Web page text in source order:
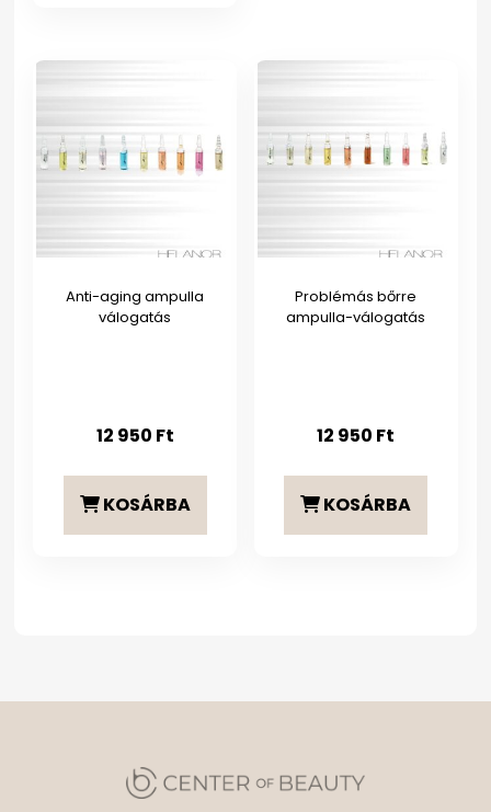
Anti-aging ampulla
válogatás
12 950 Ft
KOSÁRBA
Problémás bőrre
ampulla-válogatás
12 950 Ft
KOSÁRBA